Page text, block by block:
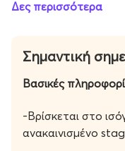
χρόνια σιωπής και
υπνωτικούς
και τραγούδια
απέδειξε ξανά πως
ξεχωριστούς
Δες περισσότερα
Σημαντική
Βασικές
-Bρίσκεται στο
ανακαινισμένο